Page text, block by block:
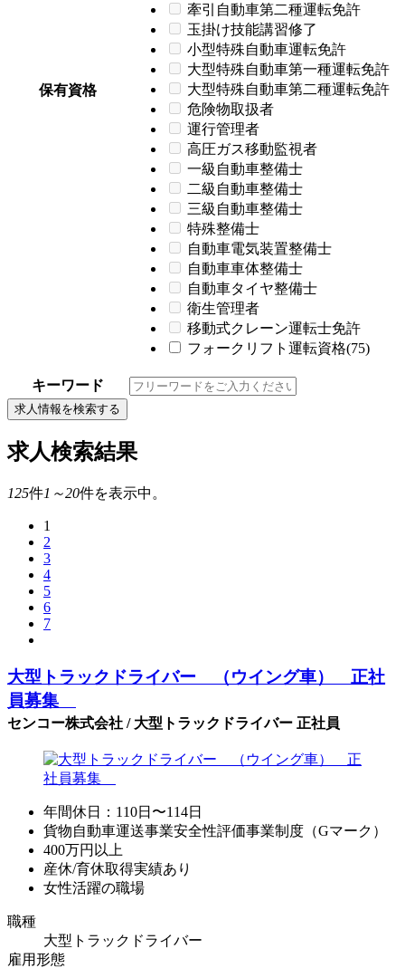
保有資格
牽引自動車第二種運転免許
玉掛け技能講習修了
小型特殊自動車運転免許
大型特殊自動車第一種運転免許
大型特殊自動車第二種運転免許
危険物取扱者
運行管理者
高圧ガス移動監視者
一級自動車整備士
二級自動車整備士
三級自動車整備士
特殊整備士
自動車電気装置整備士
自動車車体整備士
自動車タイヤ整備士
衛生管理者
移動式クレーン運転士免許
フォークリフト運転資格(75)
キーワード
求人情報を検索する
求人検索結果
125件1～20件を表示中。
1
2
3
4
5
6
7
大型トラックドライバー （ウイング車） 正社
員募集
センコー株式会社 / 大型トラックドライバー 正社員
年間休日：110日〜114日
貨物自動車運送事業安全性評価事業制度（Gマーク）
400万円以上
産休/育休取得実績あり
女性活躍の職場
職種
大型トラックドライバー
雇用形態